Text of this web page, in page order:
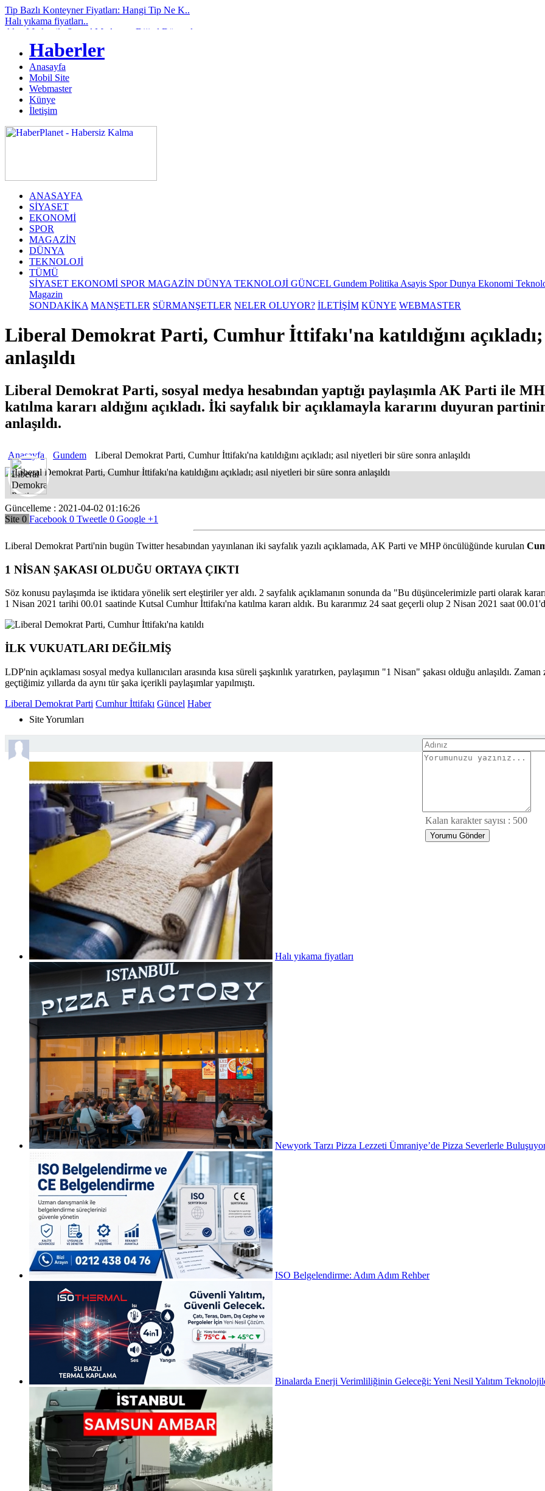
Tip Bazlı Konteyner Fiyatları: Hangi Tip Ne K..
Halı yıkama fiyatları..
Alay Medya ile Sosyal Medya ve Dijital Dünyad..
1990’dan Günümüze Akrilik Çözümlerde Güvenili..
Arisar Otomotiv ile Aracınıza Uygun Klima Rad..
Çiçek Malzemeleri ve Buket Kağıdı Alışverişin..
Göz Çizdirme Eskide Kaldı: Görme Kusurlarının..
Lazerden Korktuğunuz İçin Gözlüğe Mahkûm Olma..
Hakkari Haberleri ile Yerel Gündemi Güvenilir..
Kesintisiz Güç Kaynağı ve Enerji Sistemlerind..
Haberler
Anasayfa
Mobil Site
Webmaster
Künye
İletişim
ANASAYFA
SİYASET
EKONOMİ
SPOR
MAGAZİN
DÜNYA
TEKNOLOJİ
TÜMÜ
SİYASET EKONOMİ SPOR MAGAZİN DÜNYA TEKNOLOJİ GÜNCEL Gundem Politika Asayis SporDunya Ekonomi
Magazin
SONDAKİKA MANŞETLER SÜRMANŞETLER NELER OLUYOR? İLETİŞİM KÜNYE WEBMASTER
Liberal Demokrat Parti, Cumhur İttifakı'na katıldığını
anlaşıldı
Liberal Demokrat Parti, sosyal medya hesabından yaptığı paylaşımla AK Parti ile
katılma kararı aldığını açıkladı. İki sayfalık bir açıklamayla kararını duyuran
anlaşıldı.
Anasayfa Gundem Liberal Demokrat Parti, Cumhur İttifakı'na katıldığını açıkladı; asıl niyetleri bir süre sonra anlaşıldı
Güncelleme : 2021-04-02 01:16:26
Site 0 Facebook 0 Tweetle 0 Google +1
Liberal Demokrat Parti'nin bugün Twitter hesabından yayınlanan iki sayfalık yazılı açıklamada, AK Parti ve MHP öncülüğünde kurulan
1 NİSAN ŞAKASI OLDUĞU ORTAYA ÇIKTI
Söz konusu paylaşımda ise iktidara yönelik sert eleştiriler yer aldı. 2 sayfalık açıklamanın sonunda da "Bu düşüncelerimizle parti olarak
1 Nisan 2021 tarihi 00.01 saatinde Kutsal Cumhur İttifakı'na katılma kararı aldık. Bu kararımız 24 saat geçerli olup 2 Nisan 2021 saat
İLK VUKUATLARI DEĞİLMİŞ
LDP'nin açıklaması sosyal medya kullanıcıları arasında kısa süreli şaşkınlık yaratırken, paylaşımın "1 Nisan" şakası olduğu anlaşıldı.
geçtiğimiz yıllarda da aynı tür şaka içerikli paylaşımlar yapılmıştı.
Liberal Demokrat Parti Cumhur İttifakı Güncel Haber
Sende Yorumla...
Site Yorumları
Kalan karakter sayısı : 500
Halı yıkama fiyatları
Newyork Tarzı Pizza Lezzeti Ümraniye’de Pizza Severlerle
ISO Belgelendirme: Adım Adım Rehber
Binalarda Enerji Verimliliğinin Geleceği: Yeni Nesil Yalıtım